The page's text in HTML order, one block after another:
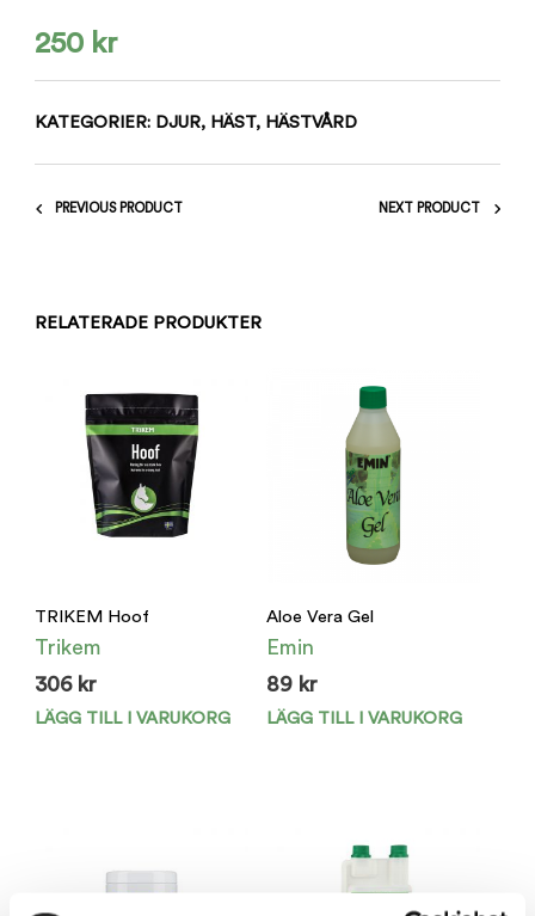
250 kr
KATEGORIER: DJUR, HÄST, HÄSTVÅRD
PREVIOUS PRODUCT NEXT PRODUCT
RELATERADE PRODUKTER
TRIKEM Hoof
Trikem
306 kr
LÄGG TILL I VARUKORG
Aloe Vera Gel
Emin
89 kr
LÄGG TILL I VARUKORG